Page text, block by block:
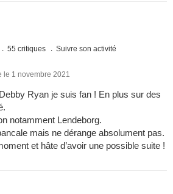
55 critiques Suivre son activité
le 1 novembre 2021
Ryan je suis fan ! En plus sur des
notamment Lendeborg.
mais ne dérange absolument pas.
et hâte d’avoir une possible suite !